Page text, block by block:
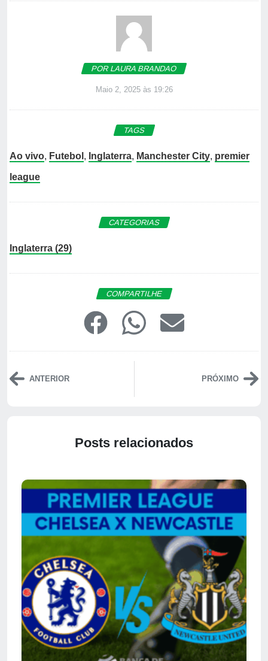
POR LAURA BRANDAO
Maio 2, 2025 às 19:26
TAGS
Ao vivo, Futebol , Inglaterra, Manchester City, premier
league
CATEGORIAS
Inglaterra (29)
COMPARTILHE
ANTERIOR PRÓXIMO
Posts relacionados